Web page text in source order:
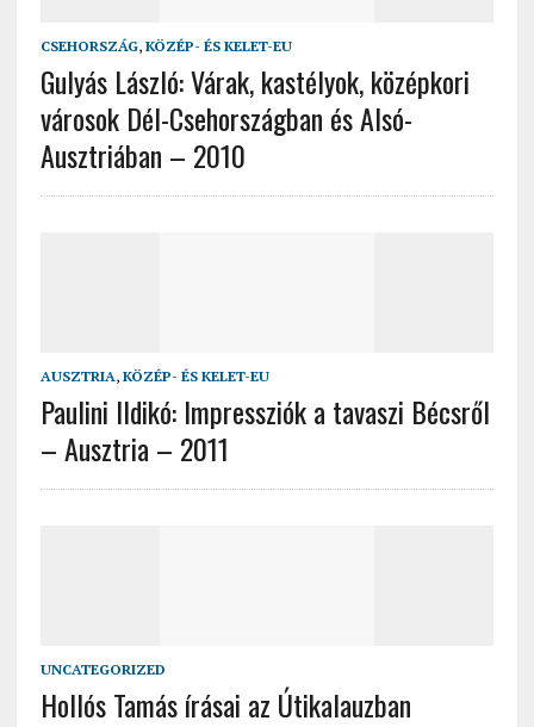
CSEHORSZÁG, KÖZÉP- ÉS KELET-EU
Gulyás László: Várak, kastélyok, középkori
városok Dél-Csehországban és Alsó-
Ausztriában – 2010
AUSZTRIA, KÖZÉP- ÉS KELET-EU
Paulini Ildikó: Impressziók a tavaszi Bécsről
– Ausztria – 2011
UNCATEGORIZED
Hollós Tamás írásai az Útikalauzban